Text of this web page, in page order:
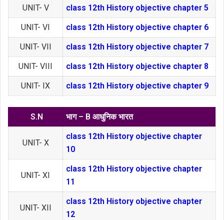
UNIT- V class 12th History objective chapter 5
UNIT- VI class 12th History objective chapter 6
UNIT- VII class 12th History objective chapter 7
UNIT- VIII class 12th History objective chapter 8
UNIT- IX class 12th History objective chapter 9
S.N भाग – B आधुनिक भारत
UNIT- X
class 12th History objective chapter
10
UNIT- XI
class 12th History objective chapter
11
UNIT- XII
class 12th History objective chapter
12